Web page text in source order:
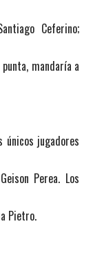
Ceferino;
mandaría a
únicos jugadores
Perea. Los
Pietro.